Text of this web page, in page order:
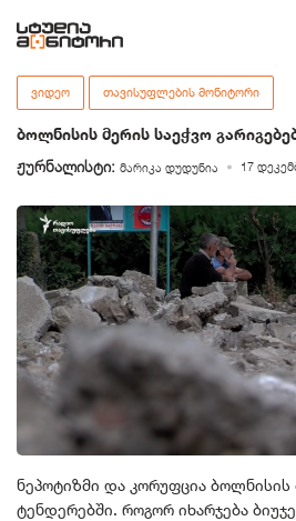
ᲕᲘᲓᲔᲝ ᲗᲐᲕᲘᲡᲣᲤᲚᲔᲑᲘᲡ ᲛᲝᲜᲘᲢᲝᲠᲘ
ბოლნისის მერის საეჭვო
ჟურნალისტი: მარიკა დუდუნია 17
ნეპოტიზმი და კორუფცია ბოლნისის
ტენდერებში. როგორ იხარჯება